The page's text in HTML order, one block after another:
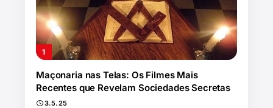
Maçonaria nas Telas: Os Filmes Mais
Recentes que Revelam Sociedades Secretas
3.5.25